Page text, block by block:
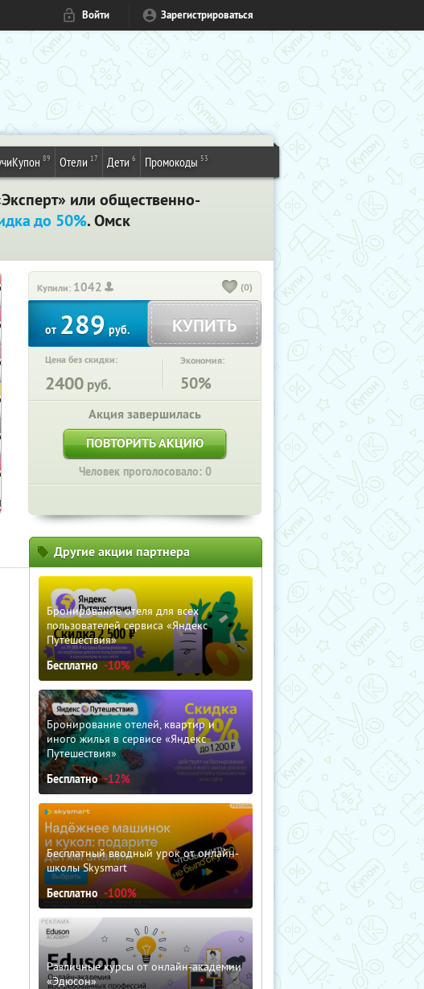
Войти Зарегистрироваться
89 Отели 17 Дети 6 Промокоды 53
или общественно-
до 50%. Омск
Купили: 1042 (0)
от289руб. КУПИТЬ
Цена без скидки:
2400 руб.
Экономия:
50%
Акция завершилась
ПОВТОРИТЬ АКЦИЮ
Человек проголосовало: 0
Другие акции партнера
Бронирование отеля для всех
пользователей сервиса «Яндекс
Путешествия»
Бесплатно -10%
Бронирование отелей, квартир и
иного жилья в сервисе «Яндекс
Путешествия»
Бесплатно -12%
Бесплатный вводный урок от онлайн-
школы Skysmart
Бесплатно -100%
Различные курсы от онлайн-академии
«Эдюсон»